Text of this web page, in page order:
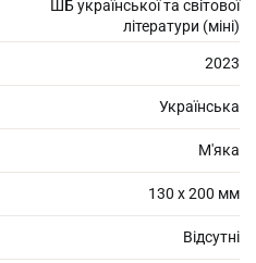
ШБ української та світової
літератури (міні)
2023
Українська
М'яка
130 х 200 мм
Відсутні